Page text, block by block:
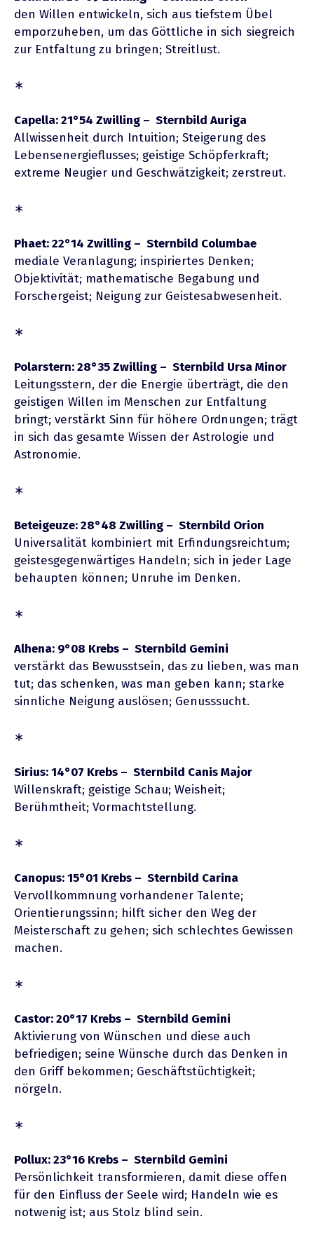
den Willen entwickeln, sich aus tiefstem Übel
emporzuheben, um das Göttliche in sich siegreich
zur Entfaltung zu bringen; Streitlust.
∗
Capella: 21°54 Zwilling – Sternbild Auriga
Allwissenheit durch Intuition; Steigerung des
Lebensenergieflusses; geistige Schöpferkraft;
extreme Neugier und Geschwätzigkeit; zerstreut.
∗
Phaet: 22°14 Zwilling – Sternbild Columbae
mediale Veranlagung; inspiriertes Denken;
Objektivität; mathematische Begabung und
Forschergeist; Neigung zur Geistesabwesenheit.
∗
Polarstern: 28°35 Zwilling – Sternbild Ursa Minor
Leitungsstern, der die Energie überträgt, die den
geistigen Willen im Menschen zur Entfaltung
bringt; verstärkt Sinn für höhere Ordnungen; trägt
in sich das gesamte Wissen der Astrologie und
Astronomie.
∗
Beteigeuze: 28°48 Zwilling – Sternbild Orion
Universalität kombiniert mit Erfindungsreichtum;
geistesgegenwärtiges Handeln; sich in jeder Lage
behaupten können; Unruhe im Denken.
∗
Alhena: 9°08 Krebs – Sternbild Gemini
verstärkt das Bewusstsein, das zu lieben, was man
tut; das schenken, was man geben kann; starke
sinnliche Neigung auslösen; Genusssucht.
∗
Sirius: 14°07 Krebs – Sternbild Canis Major
Willenskraft; geistige Schau; Weisheit;
Berühmtheit; Vormachtstellung.
∗
Canopus: 15°01 Krebs – Sternbild Carina
Vervollkommnung vorhandener Talente;
Orientierungssinn; hilft sicher den Weg der
Meisterschaft zu gehen; sich schlechtes Gewissen
machen.
∗
Castor: 20°17 Krebs – Sternbild Gemini
Aktivierung von Wünschen und diese auch
befriedigen; seine Wünsche durch das Denken in
den Griff bekommen; Geschäftstüchtigkeit;
nörgeln.
∗
Pollux: 23°16 Krebs – Sternbild Gemini
Persönlichkeit transformieren, damit diese offen
für den Einfluss der Seele wird; Handeln wie es
notwenig ist; aus Stolz blind sein.